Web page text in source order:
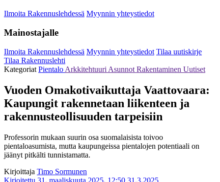
Ilmoita Rakennuslehdessä Myynnin yhteystiedot
Mainostajalle
Ilmoita Rakennuslehdessä Myynnin yhteystiedot Tilaa uutiskirje
Tilaa Rakennuslehti
Kategoriat Pientalo Arkkitehtuuri Asunnot Rakentaminen Uutiset
Vuoden Omakotivaikuttaja Vaattovaara:
Kaupungit rakennetaan liikenteen ja
rakennusteollisuuden tarpeisiin
Professorin mukaan suurin osa suomalaisista toivoo
pientaloasumista, mutta kaupungeissa pientalojen potentiaali on
jäänyt pitkälti tunnistamatta.
Kirjoittaja Timo Sormunen
Kirjoitettu 31. maaliskuuta 2025, 12:50 31.3.2025